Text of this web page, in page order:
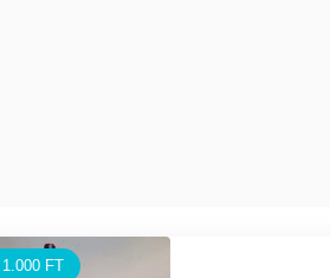
1.000 FT